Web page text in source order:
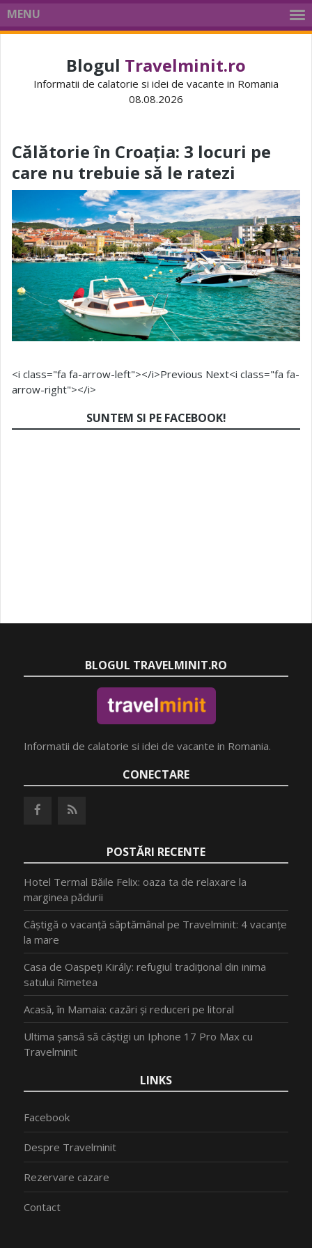
MENU
Blogul Travelminit.ro
Informatii de calatorie si idei de vacante in Romania
08.08.2026
Călătorie în Croația: 3 locuri pe
care nu trebuie să le ratezi
<i class="fa fa-arrow-left"></i>Previous Next<i class="fa fa-
arrow-right"></i>
SUNTEM SI PE FACEBOOK!
BLOGUL TRAVELMINIT.RO
Informatii de calatorie si idei de vacante in Romania.
CONECTARE
POSTĂRI RECENTE
Hotel Termal Băile Felix: oaza ta de relaxare la
marginea pădurii
Câștigă o vacanță săptămânal pe Travelminit: 4 vacanțe
la mare
Casa de Oaspeți Király: refugiul tradițional din inima
satului Rimetea
Acasă, în Mamaia: cazări și reduceri pe litoral
Ultima șansă să câștigi un Iphone 17 Pro Max cu
Travelminit
LINKS
Facebook
Despre Travelminit
Rezervare cazare
Contact